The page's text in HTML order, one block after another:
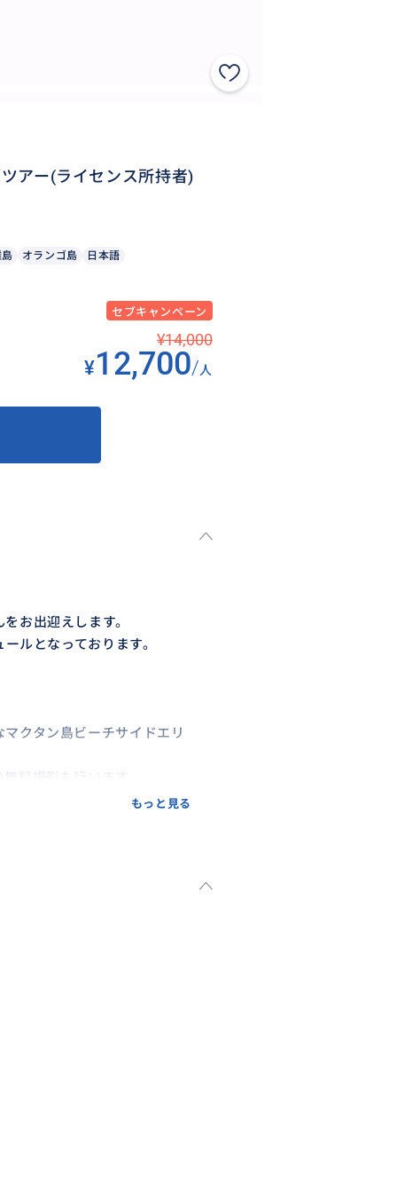
アー(ライセンス所持者)
オランゴ島 日本語
セブキャンペーン
¥14,000
¥12,700/人
お出迎えします。
ルとなっております。
クタン島ビーチサイドエリ
もっと見る